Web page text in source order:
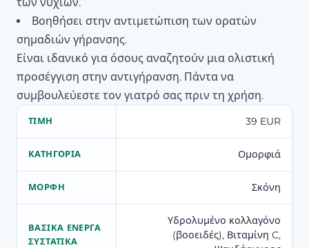
Βοηθήσει στην αντιμετώπιση των ορατών
σημαδιών γήρανσης.
Είναι ιδανικό για όσους αναζητούν μια ολιστική
προσέγγιση στην αντιγήρανση. Πάντα να
συμβουλεύεστε τον γιατρό σας πριν τη χρήση.
ΤΙΜΉ 39 EUR
ΚΑΤΗΓΟΡΊΑ Ομορφιά
ΜΟΡΦΉ Σκόνη
ΒΑΣΙΚΆ ΕΝΕΡΓΆ
ΣΥΣΤΑΤΙΚΆ
Υδρολυμένο κολλαγόνο
(βοοειδές), Βιταμίνη C,